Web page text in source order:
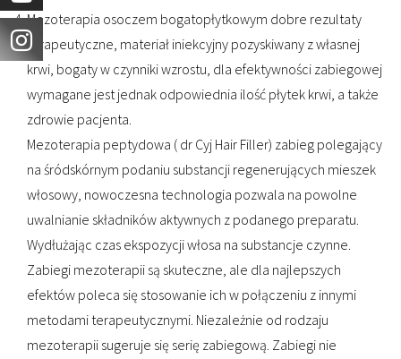
Mezoterapia osoczem bogatopłytkowym dobre rezultaty
terapeutyczne, materiał iniekcyjny pozyskiwany z własnej
krwi, bogaty w czynniki wzrostu, dla efektywności zabiegowej
wymagane jest jednak odpowiednia ilość płytek krwi, a także
zdrowie pacjenta.
Mezoterapia peptydowa ( dr Cyj Hair Filler) zabieg polegający
na śródskórnym podaniu substancji regenerujących mieszek
włosowy, nowoczesna technologia pozwala na powolne
uwalnianie składników aktywnych z podanego preparatu.
Wydłużając czas ekspozycji włosa na substancje czynne.
Zabiegi mezoterapii są skuteczne, ale dla najlepszych
efektów poleca się stosowanie ich w połączeniu z innymi
metodami terapeutycznymi. Niezależnie od rodzaju
mezoterapii sugeruje się serię zabiegową. Zabiegi nie